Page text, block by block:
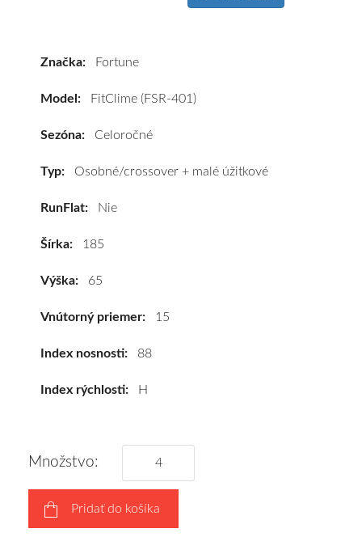
FitClime
401)
185/65
88H
vám
obujeme
výberu
a
pošleme
Značka: Fortune
Model: FitClime (FSR-401)
Sezóna: Celoročné
Typ: Osobné/crossover + malé úžitkové
RunFlat: Nie
Šírka: 185
Výška: 65
Vnútorný priemer: 15
Index nosnosti: 88
Index rýchlosti: H
Množstvo:
Pridať do košíka